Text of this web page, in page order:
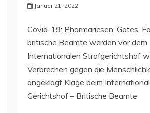
Januar 21, 2022
Covid-19: Pharmariesen, Gates,
britische Beamte werden vor dem
Internationalen Strafgerichtshof
Verbrechen gegen die
angeklagt Klage beim
Gerichtshof – Britische Beamte